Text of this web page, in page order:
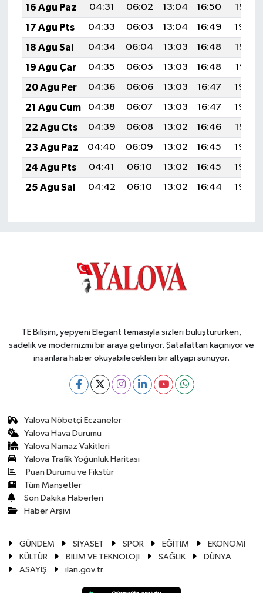
16 Ağu Paz
04:31 06:02 13:04 16:50
19:55
17 Ağu Pts
04:33 06:03 13:04 16:49
19:54
18 Ağu Sal
04:34 06:04 13:03 16:48
19:52
19 Ağu Çar
04:35 06:05 13:03 16:48
19:51
20 Ağu Per
04:36 06:06 13:03 16:47
19:50
21 Ağu Cum
04:38 06:07 13:03 16:47
19:48
22 Ağu Cts
04:39 06:08 13:02 16:46
19:47
23 Ağu Paz
04:40 06:09 13:02 16:45
19:46
24 Ağu Pts
04:41 06:10 13:02 16:45
19:44
25 Ağu Sal
04:42 06:10 13:02 16:44 19:43
TE Bilişim, yepyeni Elegant temasıyla sizleri buluştururken,
sadelik ve modernizmi bir araya getiriyor. Şatafattan kaçınıyor ve
insanlara haber okuyabilecekleri bir altyapı sunuyor.
Yalova Nöbetçi Eczaneler
Yalova Hava Durumu
Yalova Namaz Vakitleri
Yalova Trafik Yoğunluk Haritası
Puan Durumu ve Fikstür
Tüm Manşetler
Son Dakika Haberleri
Haber Arşivi
GÜNDEM SİYASET SPOR EĞİTİM
EKONOMİ
KÜLTÜR
BİLİM VE TEKNOLOJİ SAĞLIK
DÜNYA
ASAYİŞ
ilan.gov.tr